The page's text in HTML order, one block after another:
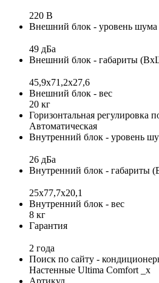
220 В
Внешний блок - уровень шума
49 дБа
Внешний блок - габариты
45,9x71,2х27,6
Внешний блок - вес
20 кг
Горизонтальная регулировка
Автоматическая
Внутренний блок - уровень
26 дБа
Внутренний блок - габариты
25x77,7x20,1
Внутренний блок - вес
8 кг
Гарантия
2 года
Поиск по сайту -
Настенные Ultima Comfort _x
Артикул